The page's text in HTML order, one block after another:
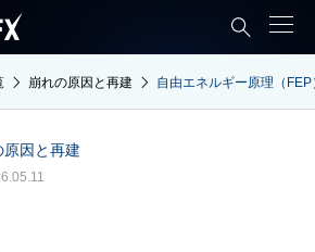

崩れの原因と再建 自由エネルギー原理（
原因と再建